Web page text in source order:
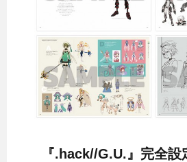
『.hack//G.U.』完全設